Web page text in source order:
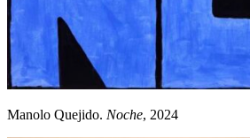
Manolo Quejido. Noche, 2024